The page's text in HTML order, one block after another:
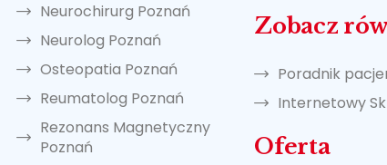
Neurochirurg Poznań
Neurolog Poznań
Osteopatia Poznań
Reumatolog Poznań
Rezonans Magnetyczny
Poznań
Zobacz
Poradnik
Internetowy
Oferta